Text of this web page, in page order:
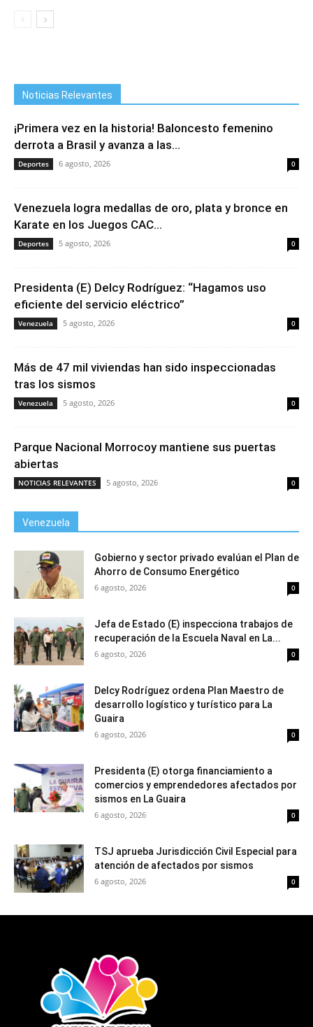
Noticias Relevantes
¡Primera vez en la historia! Baloncesto femenino
derrota a Brasil y avanza a las...
Deportes 6 agosto, 2026 0
Venezuela logra medallas de oro, plata y bronce en
Karate en los Juegos CAC...
Deportes 5 agosto, 2026 0
Presidenta (E) Delcy Rodríguez: “Hagamos uso
eficiente del servicio eléctrico”
Venezuela 5 agosto, 2026 0
Más de 47 mil viviendas han sido inspeccionadas
tras los sismos
Venezuela 5 agosto, 2026 0
Parque Nacional Morrocoy mantiene sus puertas
abiertas
NOTICIAS RELEVANTES 5 agosto, 2026 0
Venezuela
Gobierno y sector privado evalúan el Plan de
Ahorro de Consumo Energético
6 agosto, 2026 0
Jefa de Estado (E) inspecciona trabajos de
recuperación de la Escuela Naval en La...
6 agosto, 2026 0
Delcy Rodríguez ordena Plan Maestro de
desarrollo logístico y turístico para La
Guaira
6 agosto, 2026 0
Presidenta (E) otorga financiamiento a
comercios y emprendedores afectados por
sismos en La Guaira
6 agosto, 2026 0
TSJ aprueba Jurisdicción Civil Especial para
atención de afectados por sismos
6 agosto, 2026 0